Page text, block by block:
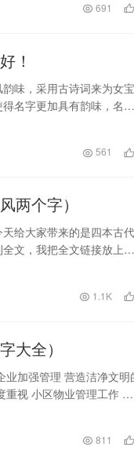
691
！
味，采用古诗词来为女宝
名字更加具有韵味，名字
561
两个字）
给大家带来的是四本古代
文，我把全文链接放上来
1.1K
大全）
业加强管理 营造洁净文明
重视 小区物业管理工作 提
811